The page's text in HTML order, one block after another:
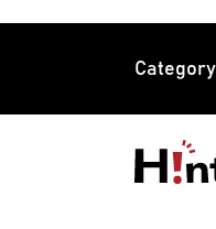
Category